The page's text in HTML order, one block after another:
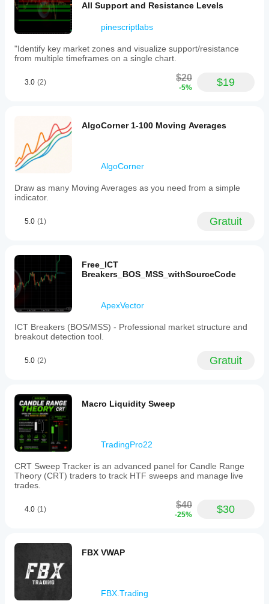
All Support and Resistance Levels
pinescriptlabs
"Identify key market zones and visualize support/resistance
from multiple timeframes on a single chart.
3.0 (2) $20
-5% $19
AlgoCorner 1-100 Moving Averages
AlgoCorner
Draw as many Moving Averages as you need from a simple
indicator.
5.0 (1) Gratuit
Free_ICT
Breakers_BOS_MSS_withSourceCode
ApexVector
ICT Breakers (BOS/MSS) - Professional market structure and
breakout detection tool.
5.0 (2) Gratuit
Macro Liquidity Sweep
TradingPro22
CRT Sweep Tracker is an advanced panel for Candle Range
Theory (CRT) traders to track HTF sweeps and manage live
trades.
4.0 (1) $40
-25% $30
FBX VWAP
FBX.Trading